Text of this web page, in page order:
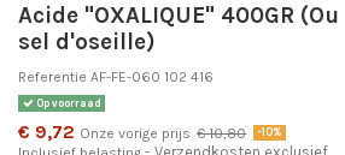
Acide "OXALIQUE" 400GR (Ou
sel d'oseille)
Referentie AF-FE-060 102 416
Op voorraad
€ 9,72 Onze vorige prijs € 10,80 -10%